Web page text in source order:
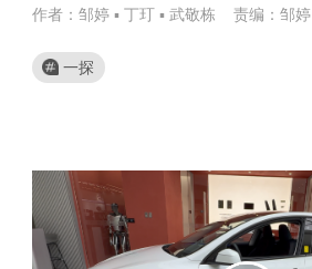
作者：邹婷 ▪ 丁玎 ▪ 武敬栋 责编：邹婷
一探